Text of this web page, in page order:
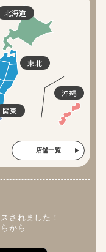
北海道
東北
関東
沖縄
店舗一覧
されました！
から